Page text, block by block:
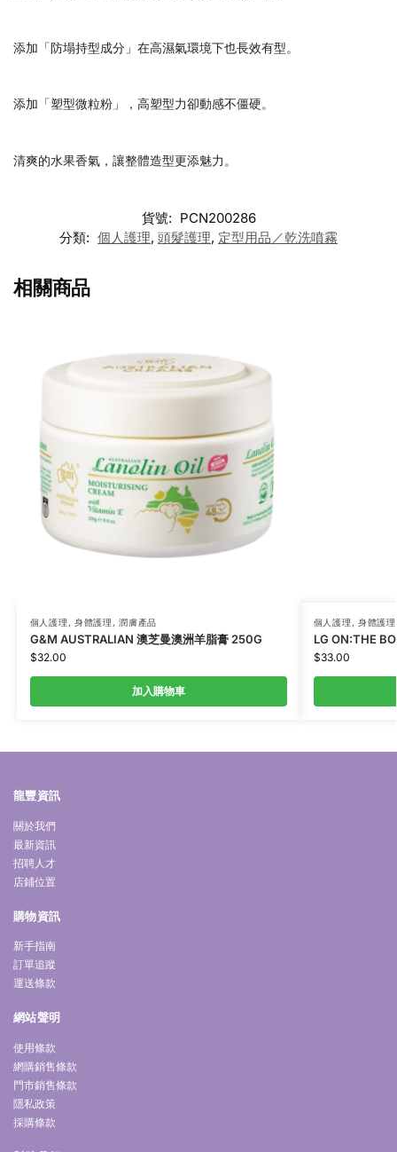
添加「防塌持型成分」在高濕氣環境下也長效有型。
添加「塑型微粒粉」，高塑型力卻動感不僵硬。
清爽的水果香氣，讓整體造型更添魅力。
貨號: PCN200286
分類: 個人護理, 頭髮護理, 定型用品／乾洗噴霧
相關商品
個人護理 , 身體護理 ,潤膚產品
G&M AUSTRALIAN 澳芝曼澳洲羊脂膏 250G
$32.00
加入購物車
個人護理 , 身體護理
LG ON:THE
$33.00
龍豐資訊
關於我們
最新資訊
招聘人才
店鋪位置
購物資訊
新手指南
訂單追蹤
運送條款
網站聲明
使用條款
網購銷售條款
門市銷售條款
隱私政策
採購條款